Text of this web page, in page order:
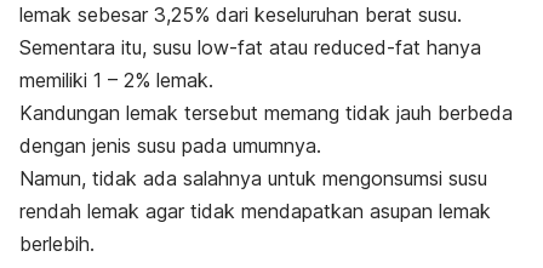
lemak sebesar 3,25% dari keseluruhan berat susu.
Sementara itu, susu low-fat atau reduced-fat hanya
memiliki 1 – 2% lemak.
Kandungan lemak tersebut memang tidak jauh berbeda
dengan jenis susu pada umumnya.
Namun, tidak ada salahnya untuk mengonsumsi susu
rendah lemak agar tidak mendapatkan asupan lemak
berlebih.